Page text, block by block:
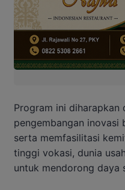
Program ini
pengembangan inovasi
serta memfasilitasi
tinggi vokasi, dunia
untuk mendorong daya